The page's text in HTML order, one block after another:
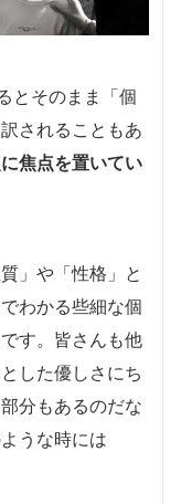
とそのまま「個
されることもあ
焦点を置いてい
」や「性格」と
わかる些細な個
す。皆さんも他
した優しさにち
分もあるのだな
うな時には